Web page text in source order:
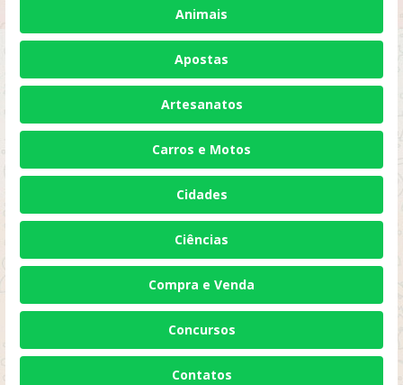
Animais
Apostas
Artesanatos
Carros e Motos
Cidades
Ciências
Compra e Venda
Concursos
Contatos